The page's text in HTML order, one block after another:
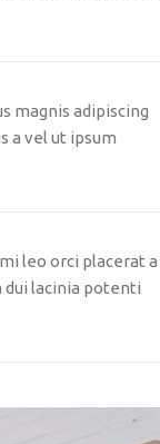
magnis adipiscing
a vel ut ipsum
leo orci placerat a
lacinia potenti